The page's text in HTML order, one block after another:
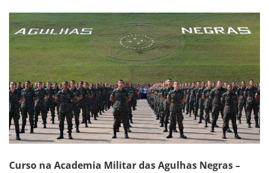
Curso na Academia Militar das Agulhas Negras –